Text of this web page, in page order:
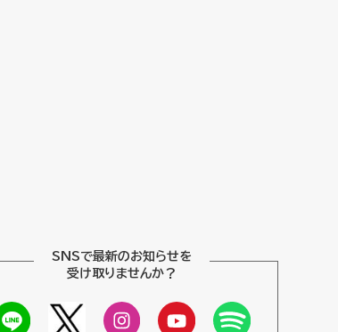
SNSで最新のお知らせを
受け取りませんか？